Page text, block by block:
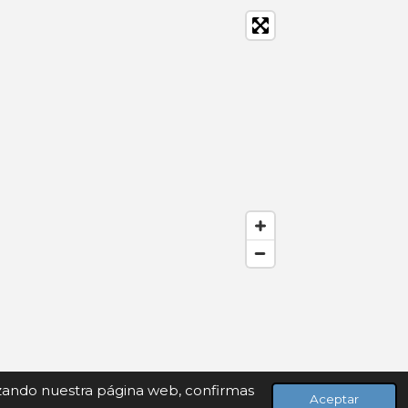
nuestra página web, confirmas
Aceptar